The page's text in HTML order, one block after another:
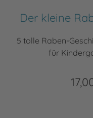
Der kleine
5 tolle Raben-
für